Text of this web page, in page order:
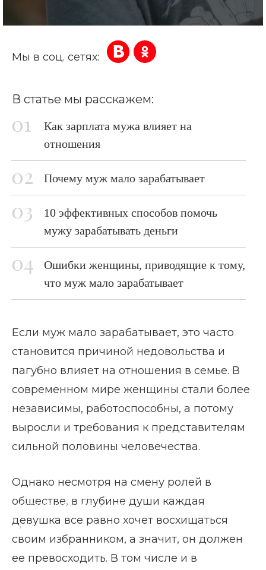
Главная страница
Блог
Муж мало зарабатывает
Мы в соц. сетях:
В статье мы расскажем:
Как зарплата мужа влияет на
отношения
Почему муж мало зарабатывает
10 эффективных способов помочь
мужу зарабатывать деньги
Ошибки женщины, приводящие к тому,
что муж мало зарабатывает
Если муж мало зарабатывает, это часто
становится причиной недовольства и
пагубно влияет на отношения в семье. В
современном мире женщины стали более
независимы, работоспособны, а потому
выросли и требования к представителям
сильной половины человечества.
Однако несмотря на смену ролей в
обществе, в глубине души каждая
девушка все равно хочет восхищаться
своим избранником, а значит, он должен
ее превосходить. В том числе и в